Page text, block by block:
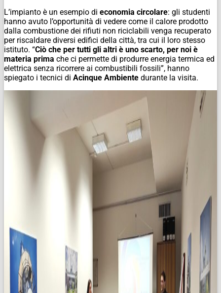
L’impianto è un esempio di economia circolare: gli studenti
hanno avuto l’opportunità di vedere come il calore prodotto
dalla combustione dei rifiuti non riciclabili venga recuperato
per riscaldare diversi edifici della città, tra cui il loro stesso
istituto. “Ciò che per tutti gli altri è uno scarto, per noi è
materia prima che ci permette di produrre energia termica ed
elettrica senza ricorrere ai combustibili fossili”, hanno
spiegato i tecnici di Acinque Ambiente durante la visita.